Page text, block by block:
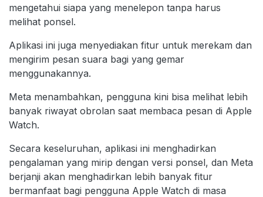
mengetahui siapa yang menelepon tanpa harus
melihat ponsel.
Aplikasi ini juga menyediakan fitur untuk merekam dan
mengirim pesan suara bagi yang gemar
menggunakannya.
Meta menambahkan, pengguna kini bisa melihat lebih
banyak riwayat obrolan saat membaca pesan di Apple
Watch.
Secara keseluruhan, aplikasi ini menghadirkan
pengalaman yang mirip dengan versi ponsel, dan Meta
berjanji akan menghadirkan lebih banyak fitur
bermanfaat bagi pengguna Apple Watch di masa